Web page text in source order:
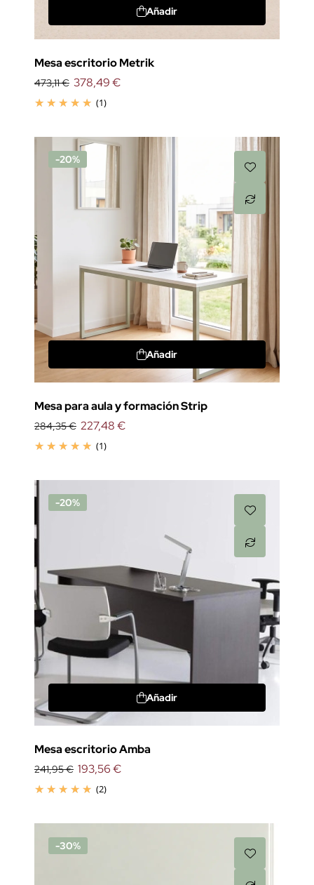
Añadir
Mesa escritorio Metrik
473,11 €
(1)
378,49 €
-20%
Añadir
Mesa para aula y formación Strip
284,35 €
(1)
227,48 €
-20%
Añadir
Mesa escritorio Amba
241,95 €
(2)
193,56 €
-30%